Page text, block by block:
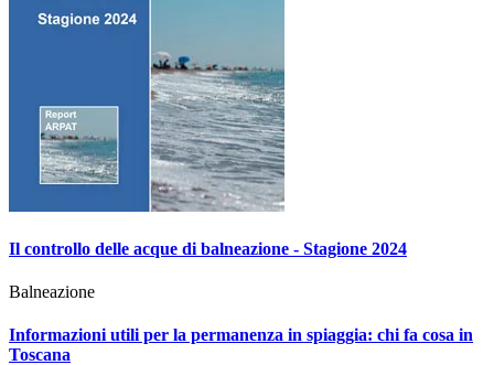
Il controllo delle acque di balneazione - Stagione 2024
Balneazione
Informazioni utili per la permanenza in spiaggia: chi fa cosa in
Toscana